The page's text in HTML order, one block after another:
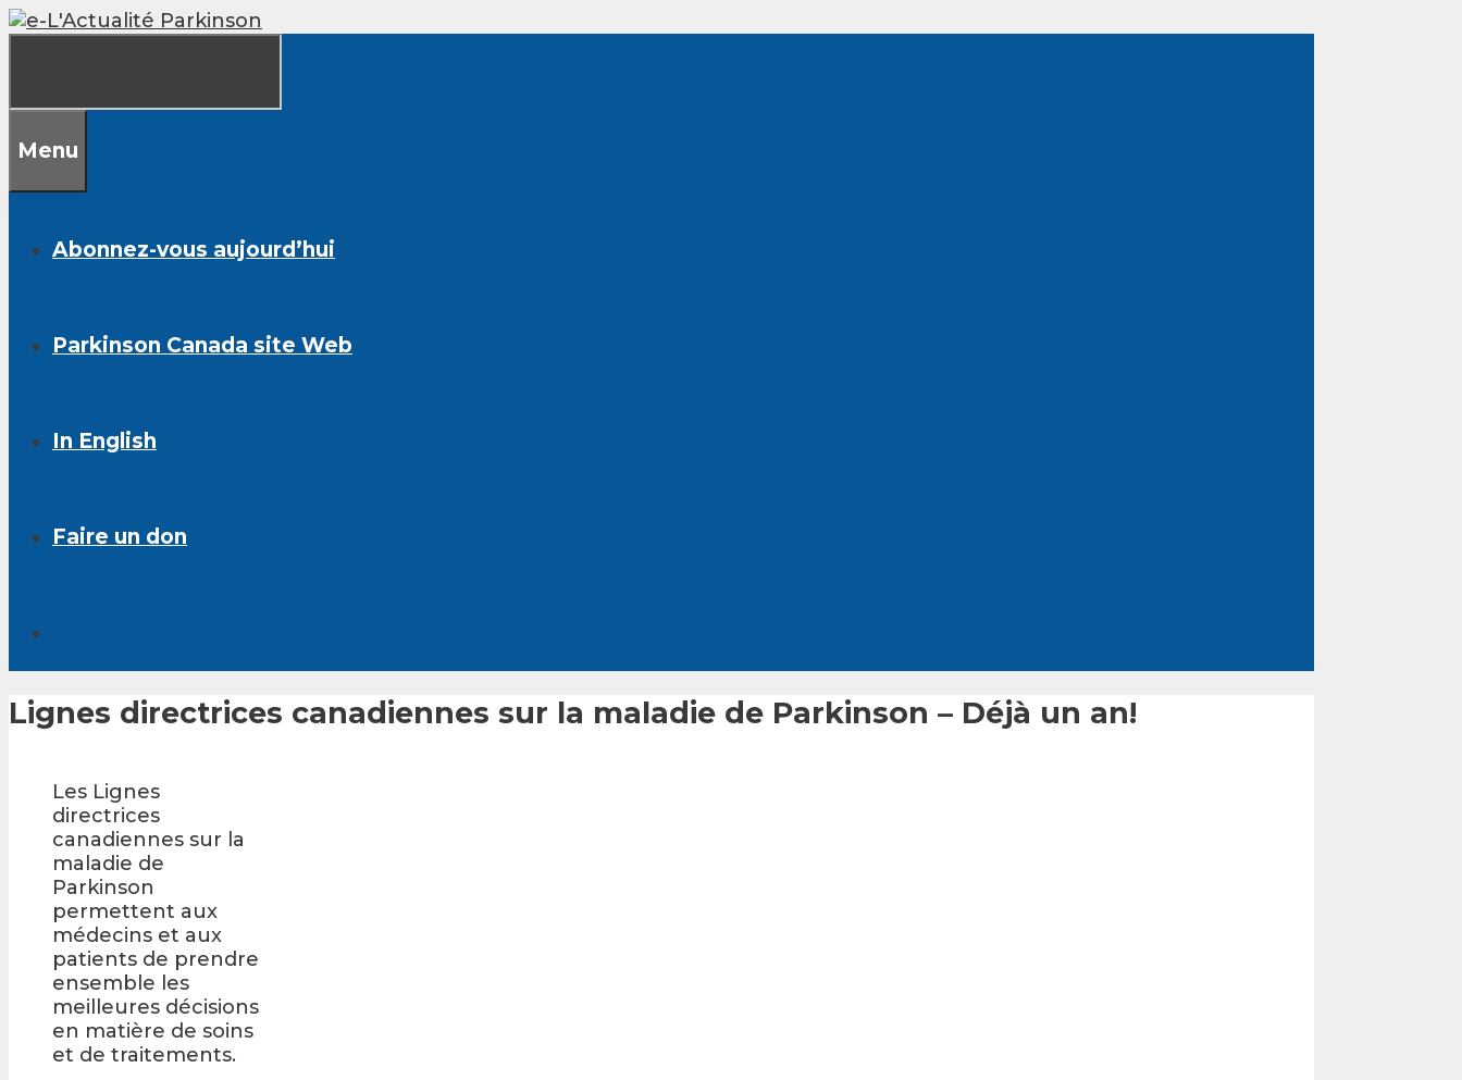
Skip
to
Menu
Abonnez-vous aujourd’hui
Parkinson Canada site Web
In English
Faire un don
Lignes directrices canadiennes sur la maladie de Parkinson – Déjà un an!
Les Lignes
directrices
canadiennes sur la
maladie de
Parkinson
permettent aux
médecins et aux
patients de prendre
ensemble les
meilleures décisions
en matière de soins
et de traitements.